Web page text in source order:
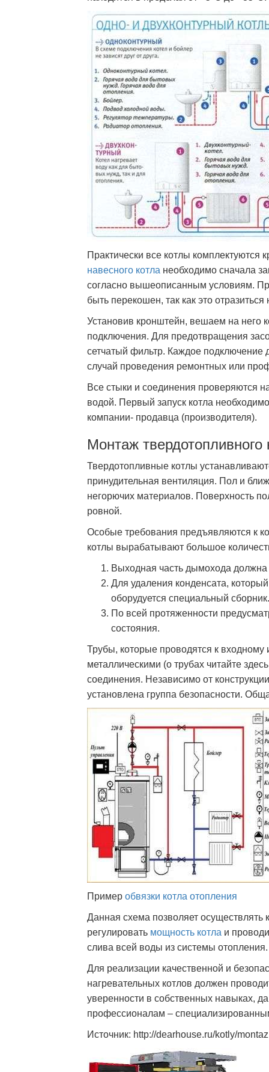
Практически все котлы комплектуются
навесного котла необходимо сначала
согласно вышеописанным условиям.
быть перекошен, так как это отразиться
Установив кронштейн, вешаем на него
подключения. Для предотвращения
сетчатый фильтр. Каждое
случай проведения ремонтных или
Все стыки и соединения проверяются
водой. Первый запуск котла
компании- продавца (производителя).
Монтаж твердотопливного
Твердотопливные котлы
принудительная вентиляция. Пол и
негорючих материалов. Поверхность
ровной.
Особые требования предъявляются к
котлы вырабатывают большое
Выходная часть дымохода
Для удаления конденсата,
оборудуется специальный сборник.
По всей протяженности
состояния.
Трубы, которые проводятся к
металлическими (о трубах читайте
соединения. Независимо от
установлена группа безопасности.
Пример обвязки котла отопления
Данная схема позволяет осуществлять
регулировать мощность котла и
слива всей воды из системы отопления.
Для реализации качественной и
нагревательных котлов должен
уверенности в собственных навыках,
профессионалам –
Источник: http://dearhouse.ru/kotly/